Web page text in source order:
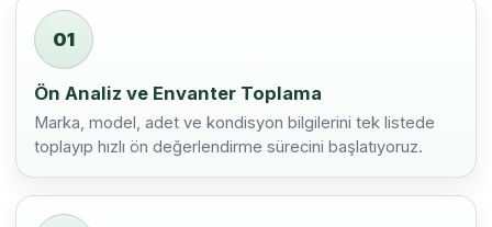
01
Ön Analiz ve Envanter Toplama
Marka, model, adet ve kondisyon bilgilerini tek listede
toplayıp hızlı ön değerlendirme sürecini başlatıyoruz.